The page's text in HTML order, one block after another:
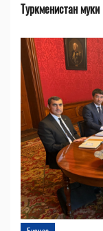
Туркменистан муки